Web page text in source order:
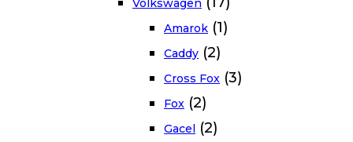
Amarok (1)
Caddy (2)
Cross Fox (3)
Fox (2)
Gacel (2)